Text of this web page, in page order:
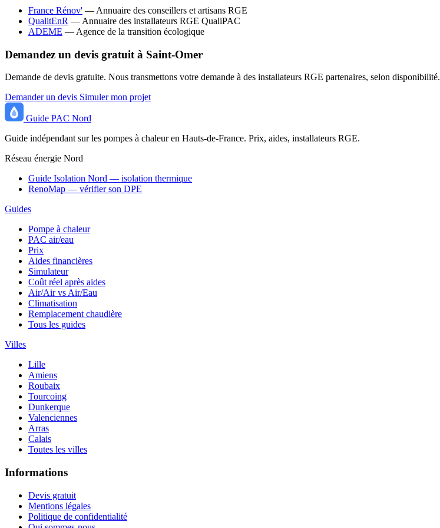
France Rénov' — Annuaire des conseillers et artisans RGE
QualitEnR — Annuaire des installateurs RGE QualiPAC
ADEME — Agence de la transition écologique
Demandez un devis gratuit à Saint-Omer
Demande de devis gratuite. Nous transmettons votre demande à des installateurs RGE partenaires, selon disponibilité.
Demander un devis Simuler mon projet
Guide PAC Nord
Guide indépendant sur les pompes à chaleur en Hauts-de-France. Prix, aides, installateurs RGE.
Réseau énergie Nord
Guide Isolation Nord — isolation thermique
RenoMap — vérifier son DPE
Guides
Pompe à chaleur
PAC air/eau
Prix
Aides financières
Simulateur
Coût réel après aides
Air/Air vs Air/Eau
Climatisation
Remplacement chaudière
Tous les guides
Villes
Lille
Amiens
Roubaix
Tourcoing
Dunkerque
Valenciennes
Arras
Calais
Toutes les villes
Informations
Devis gratuit
Mentions légales
Politique de confidentialité